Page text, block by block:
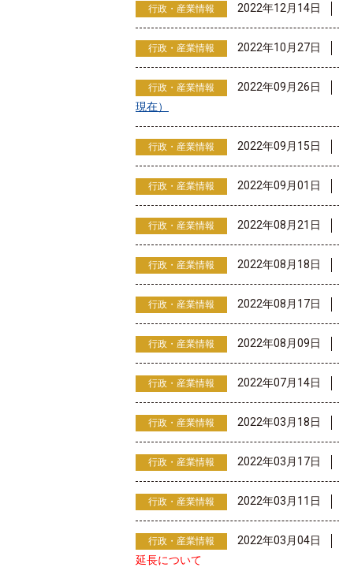
行政・産業情報 2022年12月14日
行政・産業情報 2022年10月27日
行政・産業情報 2022年09月26日
現在）
行政・産業情報 2022年09月15日
行政・産業情報 2022年09月01日
行政・産業情報 2022年08月21日
行政・産業情報 2022年08月18日
行政・産業情報 2022年08月17日
行政・産業情報 2022年08月09日
行政・産業情報 2022年07月14日
行政・産業情報 2022年03月18日
行政・産業情報 2022年03月17日
行政・産業情報 2022年03月11日
行政・産業情報 2022年03月04日
延長について